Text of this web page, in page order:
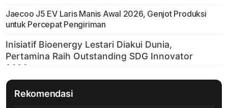
Jaecoo J5 EV Laris Manis Awal 2026, Genjot Produksi
untuk Percepat Pengiriman
Rekomendasi